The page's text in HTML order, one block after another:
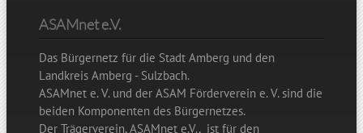
ASAMnet e.V.
Das Bürgernetz für die Stadt Amberg und den
Landkreis Amberg - Sulzbach.
ASAMnet e. V. und der ASAM Förderverein e. V. sind die
beiden Komponenten des Bürgernetzes.
Der Trägerverein, ASAMnet e.V., ist für den